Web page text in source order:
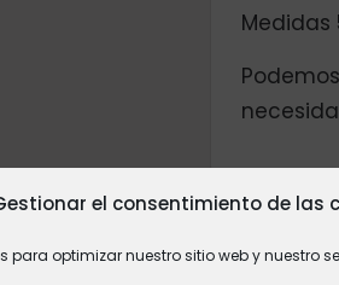
el consentimiento de las
para optimizar nuestro sitio web y nuestro
Medidas